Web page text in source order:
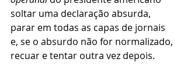
soltar uma declaração absurda,
parar em todas as capas de jornais
e, se o absurdo não for normalizado,
recuar e tentar outra vez depois.